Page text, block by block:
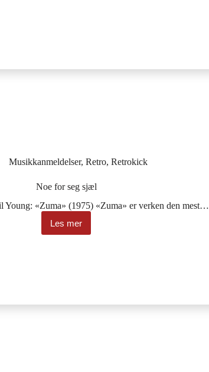
Musikkanmeldelser, Retro, Retrokick
Noe for seg sjæl
Young: «Zuma» (1975) «Zuma» er verken den mest…
Les mer
Noe
for